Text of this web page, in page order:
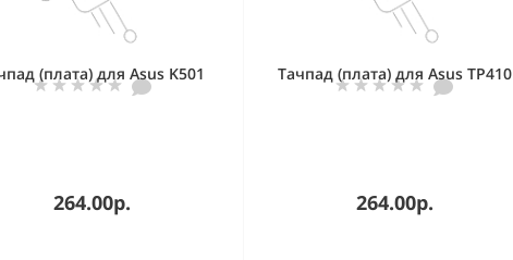
(плата) для Asus K501
264.00р.
Тачпад (плата) для Asus TP410
264.00р.